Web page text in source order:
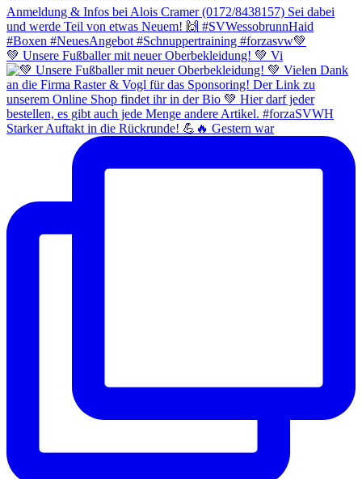
💚 Unsere Fußballer mit neuer Oberbekleidung! 💚 Vi
Starker Auftakt in die Rückrunde! 💪🔥 Gestern war